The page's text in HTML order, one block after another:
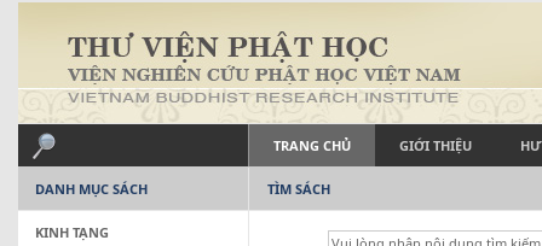
TRANG CHỦ GIỚI THIỆU
TÌM SÁCH
DANH MỤC SÁCH
KINH TẠNG